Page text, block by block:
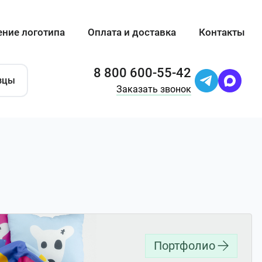
логотипа Оплата и доставка Контакты
8 800 600-55-42
Заказать звонок
Портфолио